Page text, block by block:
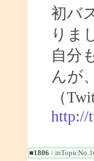
初バ
りま
自分
んが
（
http://
■1806 /